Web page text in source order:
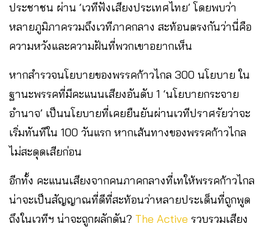
ประชาชน ผ่าน ‘เวทีฟังเสียงประเทศไทย’ โดยพบว่า
หลายภูมิภาครวมถึงเวทีภาคกลาง สะท้อนตรงกันว่านี่คือ
ความหวังและความฝันที่พวกเขาอยากเห็น
หากสำรวจนโยบายของพรรคก้าวไกล 300 นโยบาย ใน
ฐานะพรรคที่มีคะแนนเสียงอันดับ 1 ‘นโยบายกระจาย
อำนาจ’ เป็นนโยบายที่เคยยืนยันผ่านเวทีปราศรัยว่าจะ
เริ่มทันทีใน 100 วันแรก หากเส้นทางของพรรคก้าวไกล
ไม่สะดุดเสียก่อน
อีกทั้ง คะแนนเสียงจากคนภาคกลางที่เทให้พรรคก้าวไกล
น่าจะเป็นสัญญาณที่ดีที่สะท้อนว่าหลายประเด็นที่ถูกพูด
ถึงในเวทีฯ น่าจะถูกผลักดัน? The Active รวบรวมเสียง